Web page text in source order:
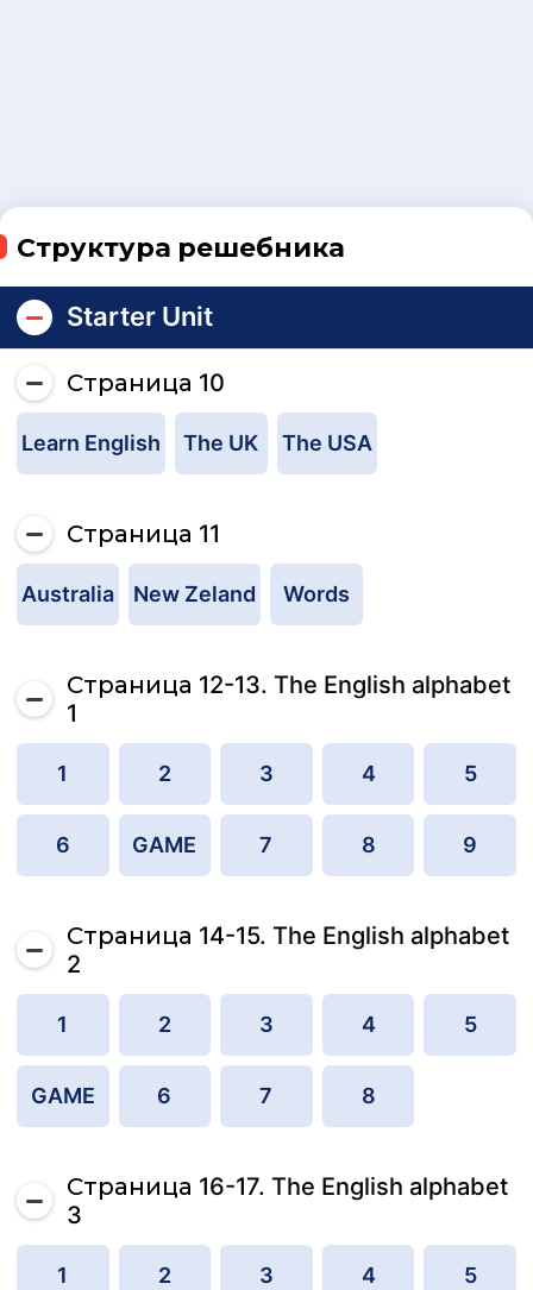
Структура решебника
Starter Unit
Страница 10
Learn English The UK The USA
Страница 11
Australia New Zeland Words
Страница 12-13. The English alphabet
1
1 2 3 4 5
6 GAME 7 8 9
Страница 14-15. The English alphabet
2
1 2 3 4 5
GAME 6 7 8
Страница 16-17. The English alphabet
3
1 2 3 4 5